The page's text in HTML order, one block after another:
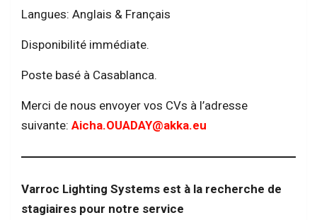
Langues: Anglais & Français
Disponibilité immédiate.
Poste basé à Casablanca.
Merci de nous envoyer vos CVs à l’adresse
suivante: Aicha.OUADAY@akka.eu
Varroc Lighting Systems est à la recherche de
stagiaires pour notre service